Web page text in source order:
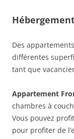
Des
différentes
tant que
Appartement
chambres à
Vous pouvez
pour profiter de